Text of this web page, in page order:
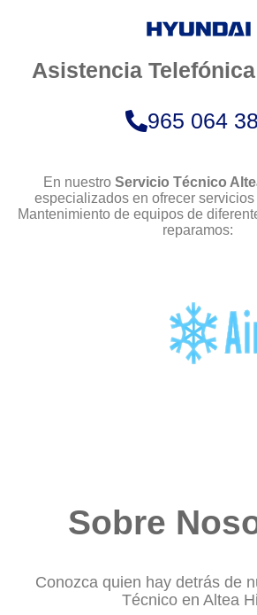
Asistencia
965 064
En nuestro Servicio Técnico
especializados en ofrecer
Mantenimiento de equipos de
reparamos:
Sobre
Conozca quien hay detrás de
Técnico en Altea